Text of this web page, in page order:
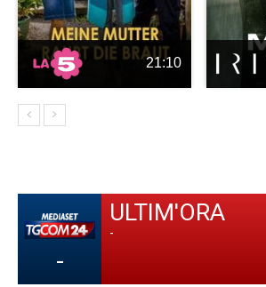
21:10
-
ULTIM'ORA
-